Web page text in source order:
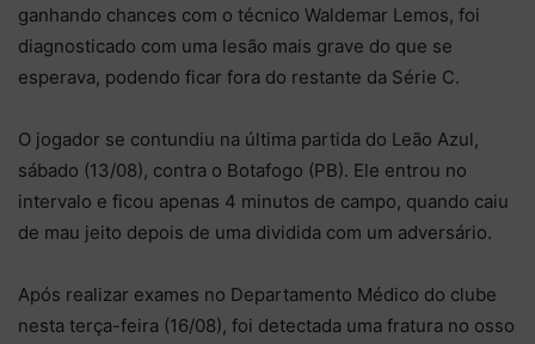
ganhando chances com o técnico Waldemar Lemos, foi
diagnosticado com uma lesão mais grave do que se
esperava, podendo ficar fora do restante da Série C.
O jogador se contundiu na última partida do Leão Azul,
sábado (13/08), contra o Botafogo (PB). Ele entrou no
intervalo e ficou apenas 4 minutos de campo, quando caiu
de mau jeito depois de uma dividida com um adversário.
Após realizar exames no Departamento Médico do clube
nesta terça-feira (16/08), foi detectada uma fratura no osso